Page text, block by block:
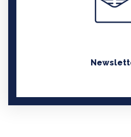
EN SAVOIR